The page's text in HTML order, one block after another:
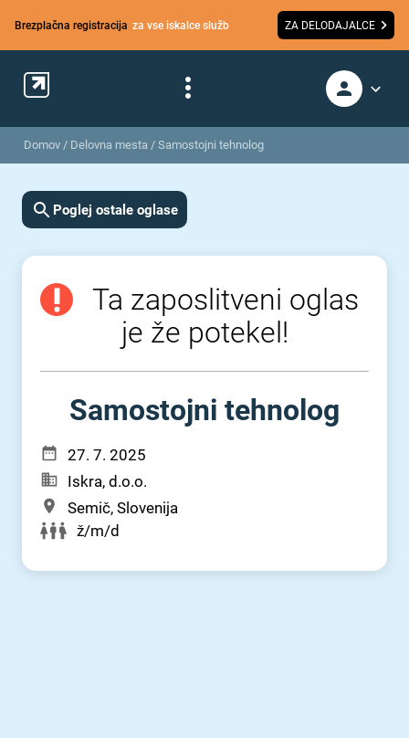
Brezplačna registracija za vse iskalce služb ZA DELODAJALCE
Domov / Delovna mesta / Samostojni tehnolog
Poglej ostale oglase
Ta zaposlitveni oglas
je že potekel!
Samostojni tehnolog
27. 7. 2025
Iskra, d.o.o.
Semič, Slovenija
ž/m/d